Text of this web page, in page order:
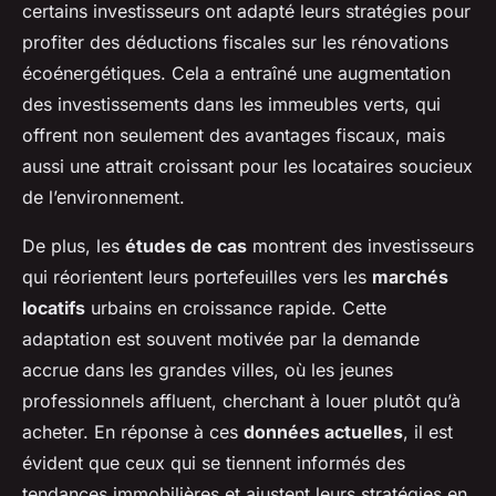
certains investisseurs ont adapté leurs stratégies pour
profiter des déductions fiscales sur les rénovations
écoénergétiques. Cela a entraîné une augmentation
des investissements dans les immeubles verts, qui
offrent non seulement des avantages fiscaux, mais
aussi une attrait croissant pour les locataires soucieux
de l’environnement.
De plus, les études de cas montrent des investisseurs
qui réorientent leurs portefeuilles vers les marchés
locatifs urbains en croissance rapide. Cette
adaptation est souvent motivée par la demande
accrue dans les grandes villes, où les jeunes
professionnels affluent, cherchant à louer plutôt qu’à
acheter. En réponse à ces données actuelles, il est
évident que ceux qui se tiennent informés des